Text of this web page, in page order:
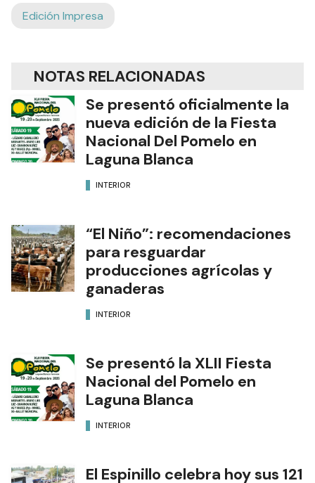
Edición Impresa
NOTAS RELACIONADAS
Se presentó oficialmente la
nueva edición de la Fiesta
Nacional Del Pomelo en
Laguna Blanca
INTERIOR
“El Niño”: recomendaciones
para resguardar
producciones agrícolas y
ganaderas
INTERIOR
Se presentó la XLII Fiesta
Nacional del Pomelo en
Laguna Blanca
INTERIOR
El Espinillo celebra hoy sus 121